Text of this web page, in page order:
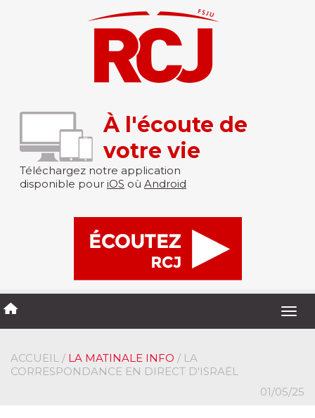
À l'écoute de
votre vie
Téléchargez notre application
disponible pour iOS où Android
ACCUEIL / LA MATINALE INFO / LA
CORRESPONDANCE EN DIRECT D'ISRAËL
01/05/25